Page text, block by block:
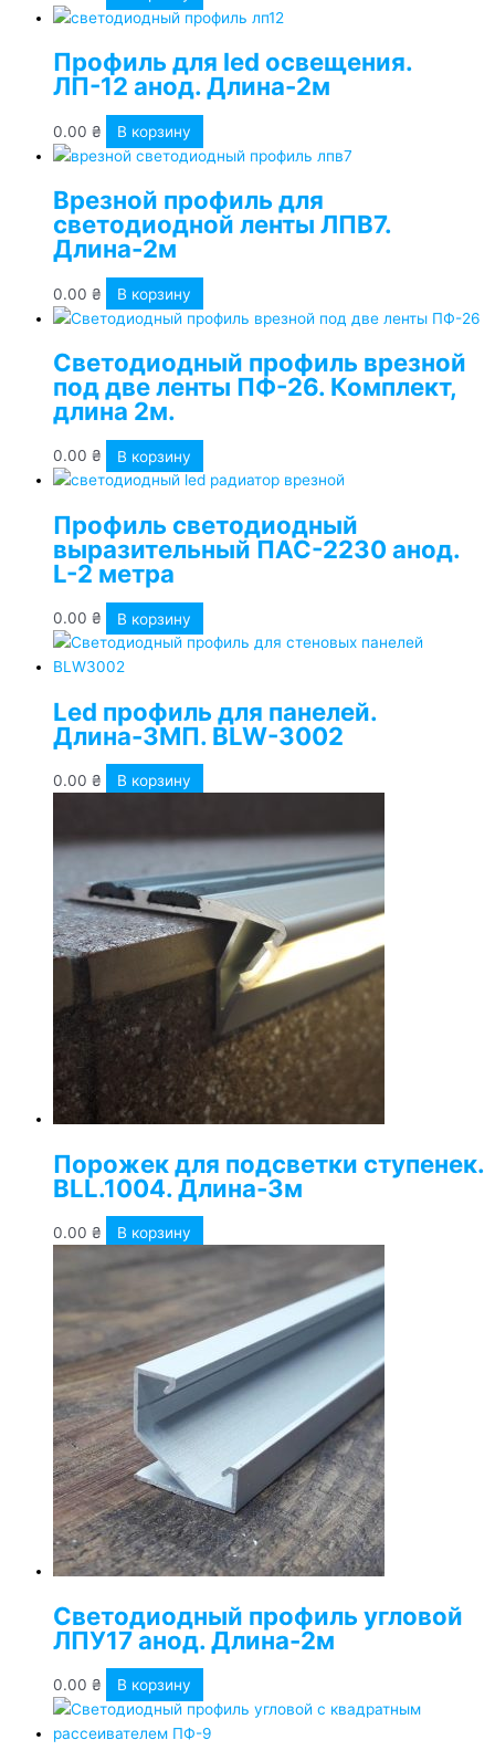
Профиль для led освещения.
ЛП-12 анод. Длина-2м
0.00 ₴ В корзину
Врезной профиль для
светодиодной ленты ЛПВ7.
Длина-2м
0.00 ₴ В корзину
Светодиодный профиль врезной
под две ленты ПФ-26. Комплект,
длина 2м.
0.00 ₴ В корзину
Профиль светодиодный
выразительный ПАС-2230 анод.
L-2 метра
0.00 ₴ В корзину
Led профиль для панелей.
Длина-3МП. BLW-3002
0.00 ₴ В корзину
Порожек для подсветки ступенек.
BLL.1004. Длина-3м
0.00 ₴ В корзину
Светодиодный профиль угловой
ЛПУ17 анод. Длина-2м
0.00 ₴ В корзину